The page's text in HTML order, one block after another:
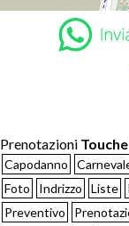
Prenotazioni
Capodanno
Foto
Indrizzo Liste
Preventivo